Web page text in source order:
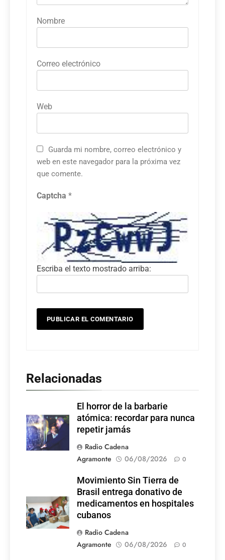
Nombre
Correo electrónico
Web
Guarda mi nombre, correo electrónico y
web en este navegador para la próxima vez
que comente.
Captcha *
Escriba el texto mostrado arriba:
Relacionadas
El horror de la barbarie
atómica: recordar para nunca
repetir jamás
Radio Cadena
Agramonte
06/08/2026 0
Movimiento Sin Tierra de
Brasil entrega donativo de
medicamentos en hospitales
cubanos
Radio Cadena
Agramonte
06/08/2026 0